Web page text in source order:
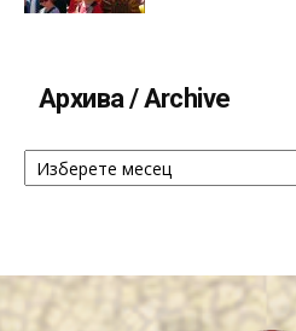
Архива / Archive
Архива